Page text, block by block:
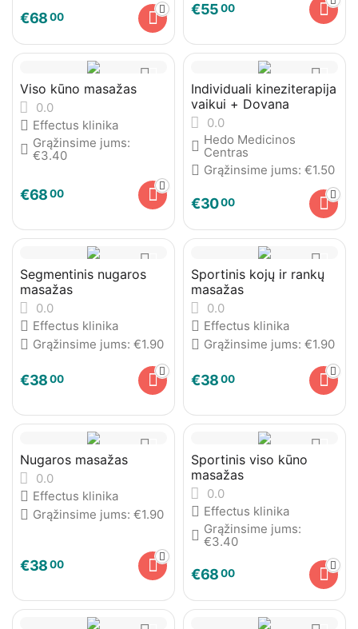
€6800 €5500
Viso kūno masažas
0.0
Effectus klinika
Grąžinsime jums:
€3.40
€6800
Individuali kineziterapija
vaikui + Dovana
0.0
Hedo Medicinos
Centras
Grąžinsime jums: €1.50
€3000
Segmentinis nugaros
masažas
0.0
Effectus klinika
Grąžinsime jums: €1.90
€3800
Sportinis kojų ir rankų
masažas
0.0
Effectus klinika
Grąžinsime jums: €1.90
€3800
Nugaros masažas
0.0
Effectus klinika
Grąžinsime jums: €1.90
€3800
Sportinis viso kūno
masažas
0.0
Effectus klinika
Grąžinsime jums:
€3.40
€6800